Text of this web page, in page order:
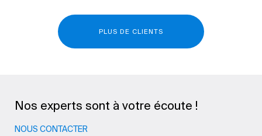
PLUS DE CLIENTS
Nos experts sont à votre écoute !
NOUS CONTACTER